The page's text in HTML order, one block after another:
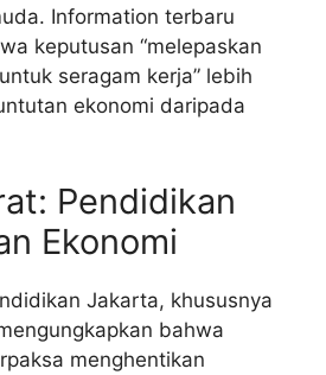
Information terbaru
keputusan “melepaskan
seragam kerja” lebih
ekonomi daripada
Pendidikan
Ekonomi
Jakarta, khususnya
bahwa
menghentikan